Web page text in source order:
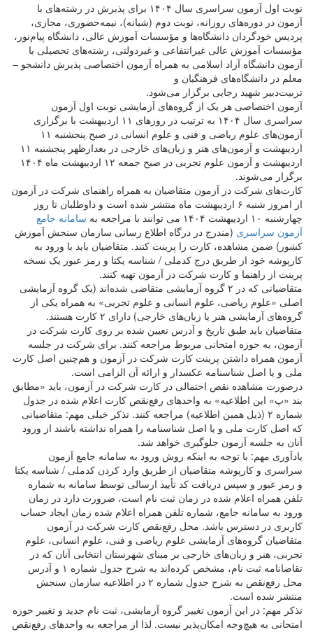
نوبت اول آزمون سراسری سال ۱۴۰۴ برای پذیرش در رشته‌های با
آزمون در دوره‌های روزانه، نوبت دوم (شبانه)، نیمه‌حضوری، مجازی،
پردیس خودگردان دانشگاه‌ها و مؤسسات آموزش عالی، دانشگاه پیام‌نور،
مؤسسات آموزش عالی غیرانتفاعی و غیردولتی، رشته‌های تحصیلی با
آزمون دانشگاه آزاد اسلامی به همراه آزمون اختصاصی پذیرش دانشجو –
معلم در دانشگاه‌های فرهنگیان و
تربیت‌دبیر شهید رجایی برگزار می‌شود.
آزمون اختصاصی هر یک از گروه‌های آزمایشی نوبت اول آزمون
سراسری سال ۱۴۰۴ به ترتیب در روزهای ۱۱ اردیبهشت با برگزاری
آزمون‌های علوم ریاضی و فنی و علوم انسانی در صبح پنجشنبه ۱۱
اردیبهشت و آزمون‌های هنر و زبان‌های خارجی در بعدازظهر پنجشنبه ۱۱
اردیبهشت و آزمون علوم تجربی در صبح جمعه ۱۲ اردیبهشت ماه ۱۴۰۴
برگزار می‌شوند.
کارت‌های شرکت در آزمون متقاضیان به همراه راهنمای شرکت در آزمون
از امروز شنبه ۶ اردیبهشت ماه منتشر شده است و داوطلبان تا روز
چهارشنبه ۱۰ اردیبهشت ۱۴۰۴ می توانند با مراجعه به
سامانه جامع
آزمون سراسری (مندرج در درگاه اطلاع رسانی سازمان سنجش آموزش
کشور) ضمن مشاهده، کارت را پرینت کنند. متقاضیان باید با ورود به
کارپوشه خود از طریق درج کدملی / شناسه یکتا و رمز عبور یک نسخه
پرینت از راهنما و کارت شرکت در آزمون تهیه کنند.
متقاضیانی که در ۲ گروه آزمایشی متقاضی شده‌اند (یک گروه آزمایشی
اصلی «علوم ریاضی، علوم انسانی و علوم تجربی» به همراه یکی از
گروه‌های آزمایشی هنر یا زبان‌های خارجی) دارای ۲ کارت هستند.
متقاضیان باید طبق تاریخ و آدرس تعیین شده بر روی کارت شرکت در
آزمون، به حوزه امتحانی مربوط مراجعه کنند. برای شرکت در جلسه
آزمون همراه داشتن پرینت کارت شرکت در آزمون و هم‌چنین اصل کارت
ملی و یا اصل شناسنامه عکسدار و ارائه آن الزامی است.
درصورت مشاهده نقص احتمالی در کارت شرکت در آزمون، باید «مطابق
بند «پ» این اطلاعیه» به واحدهای رفع‌نقص کارت اعلام شده در جدول
شماره ۲ (ذیل همین اطلاعیه) مراجعه کنند. تذکر خیلی مهم: متقاضیانی
که اصل کارت ملی و یا اصل شناسنامه را همراه نداشته باشند از ورود
آنان به جلسه آزمون جلوگیری خواهد شد.
یادآوری مهم: با توجه به اینکه روش ورود به سامانه جامع آزمون
سراسری و کارپوشه متقاضیان از طریق وارد کردن کدملی / شناسه یکتا
و رمز عبور و سپس دریافت کد تأیید ارسالی توسط سامانه به شماره
تلفن همراه اعلام شده در زمان ثبت نام است، ضرورت دارد در زمان
ورود به سامانه جامع، شماره تلفن همراه اعلام شده زمان ایجاد حساب
کاربری در دسترس باشد. محل رفع‌نقص کارت شرکت در آزمون
متقاضیان گروه‌های آزمایشی علوم ریاضی و فنی‌، علوم انسانی‌، علوم
تجربی‌، هنر و زبان‌های خارجی بر مبنای شهرستان انتخابی آنان که‌ در
تقاضانامه‌ ثبت نام‌، مشخص‌ کرده‌اند به‌ شرح‌ جدول شماره‌ ۱ و آدرس
محل رفع‌نقص به شرح جدول شماره ۲ در اطلاعیه سازمان سنجش
منتشر شده است.
تذکر مهم: در این آزمون تغییر گروه آزمایشی، ثبت نام جدید و تغییر حوزه
امتحانی به هیچ‌وجه امکان‌پذیر نیست. لذا از مراجعه به واحدهای رفع‌نقص